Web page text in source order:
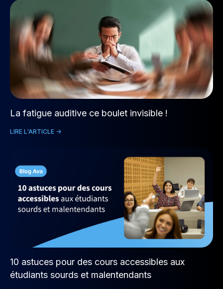
La fatigue auditive ce boulet invisible !
LIRE L'ARTICLE ->
10 astuces pour des cours accessibles aux
étudiants sourds et malentendants